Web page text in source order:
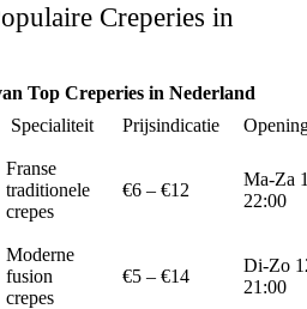
Creperies in
Top Creperies in Nederland
Specialiteit Prijsindicatie
Franse
traditionele
crepes
€6 – €12
Ma-Za
22:00
Moderne
fusion
crepes
€5 – €14
Di-Zo
21:00